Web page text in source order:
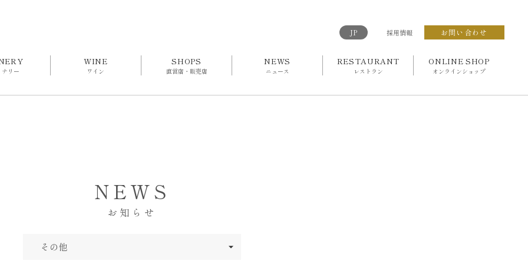
JP 採用情報 お問い合わせ
ナリー
WINE
ワイン
SHOPS
直営店・販売店
NEWS
ニュース
RESTAURANT
レストラン
ONLINE SHOP
オンラインショップ
NEWS
お知らせ